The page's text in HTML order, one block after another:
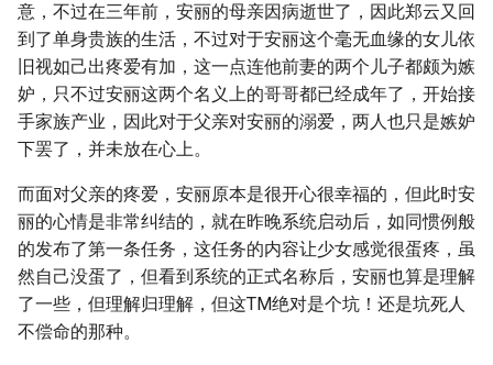
意，不过在三年前，安丽的母亲因病逝世了，因此郑云又回
到了单身贵族的生活，不过对于安丽这个毫无血缘的女儿依
旧视如己出疼爱有加，这一点连他前妻的两个儿子都颇为嫉
妒，只不过安丽这两个名义上的哥哥都已经成年了，开始接
手家族产业，因此对于父亲对安丽的溺爱，两人也只是嫉妒
下罢了，并未放在心上。
而面对父亲的疼爱，安丽原本是很开心很幸福的，但此时安
丽的心情是非常纠结的，就在昨晚系统启动后，如同惯例般
的发布了第一条任务，这任务的内容让少女感觉很蛋疼，虽
然自己没蛋了，但看到系统的正式名称后，安丽也算是理解
了一些，但理解归理解，但这TM绝对是个坑！还是坑死人
不偿命的那种。